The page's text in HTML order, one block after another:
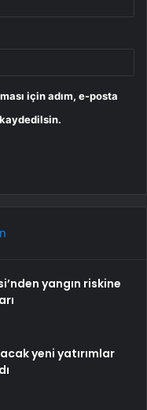
için adım, e-posta
yangın riskine
yeni yatırımlar